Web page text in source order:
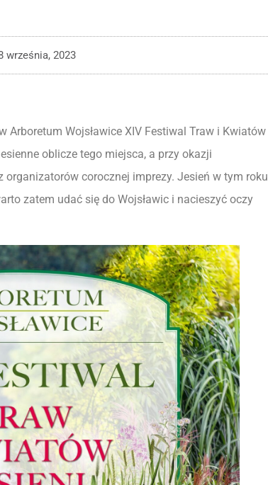
września, 2023
Arboretum Wojsławice XIV Festiwal Traw i Kwiatów
oblicze tego miejsca, a przy okazji
corocznej imprezy. Jesień w tym roku
zatem udać się do Wojsławic i nacieszyć oczy